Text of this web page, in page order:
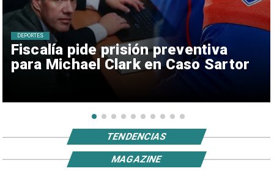
Fiscalía pide prisión preventiva
para Michael Clark en Caso Sartor
DEPORTES
TENDENCIAS
MAGAZINE